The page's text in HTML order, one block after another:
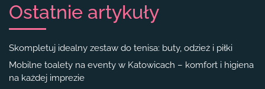
Ostatnie artykuły
Skompletuj idealny zestaw do tenisa: buty, odzież i piłki
Mobilne toalety na eventy w Katowicach – komfort i higiena
na każdej imprezie